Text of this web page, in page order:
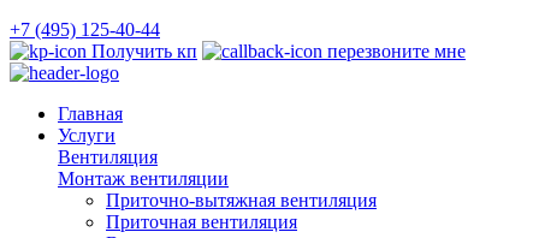
+7 (495) 125-40-44
Получить кп
перезвоните мне
Главная
Услуги
Вентиляция
Монтаж вентиляции
Приточно-вытяжная вентиляция
Приточная вентиляция